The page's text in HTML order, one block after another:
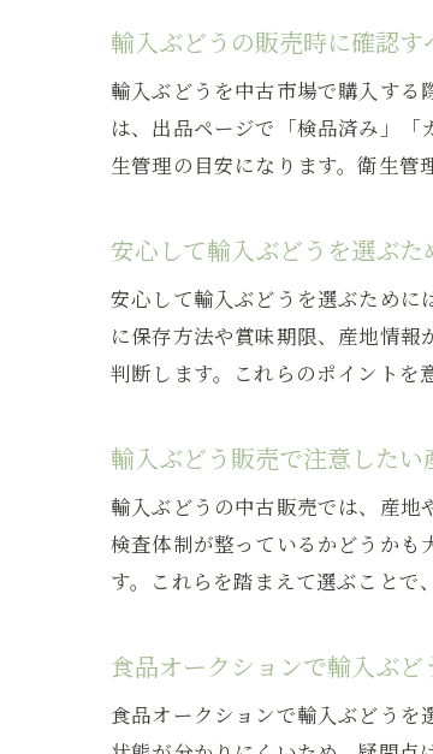
輸入ぶどうの販売時に確認す
輸入ぶどうを中古市場で購入す
は、出品ページで「検品済み」
生管理の目安になります。衛生管
安心して輸入ぶどうを選ぶた
安心して輸入ぶどうを選ぶために
に保存方法や賞味期限、産地情
判断します。これらのポイントを
輸入ぶどう販売で注意したい
輸入ぶどうの中古販売では、産
検査体制が整っているかどうかも
す。これらを踏まえて選ぶことで
食品オークションで輸入ぶ
食品オークションで輸入ぶどうを